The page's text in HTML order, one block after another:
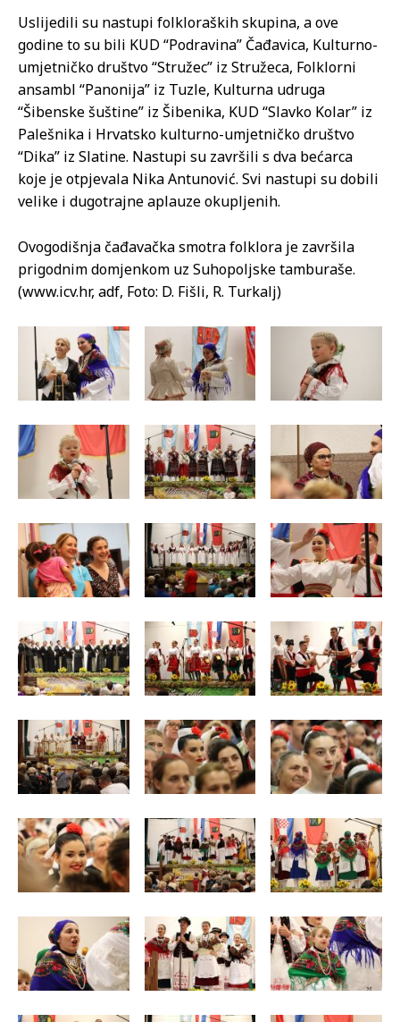
Uslijedili su nastupi folkloraških skupina, a ove
godine to su bili KUD “Podravina” Čađavica, Kulturno-
umjetničko društvo “Stružec” iz Stružeca, Folklorni
ansambl “Panonija” iz Tuzle, Kulturna udruga
“Šibenske šuštine” iz Šibenika, KUD “Slavko Kolar” iz
Palešnika i Hrvatsko kulturno-umjetničko društvo
“Dika” iz Slatine. Nastupi su završili s dva bećarca
koje je otpjevala Nika Antunović. Svi nastupi su dobili
velike i dugotrajne aplauze okupljenih.
Ovogodišnja čađavačka smotra folklora je završila
prigodnim domjenkom uz Suhopoljske tamburaše.
(www.icv.hr, adf, Foto: D. Fišli, R. Turkalj)